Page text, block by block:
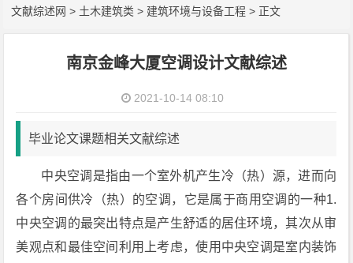
文献综述网 > 土木建筑类 > 建筑环境与设备工程 > 正文
南京金峰大厦空调设计文献综述
2021-10-14 08:10
毕业论文课题相关文献综述
中央空调是指由一个室外机产生冷（热）源，进而向
各个房间供冷（热）的空调，它是属于商用空调的一种1.
中央空调的最突出特点是产生舒适的居住环境，其次从审
美观点和最佳空间利用上考虑，使用中央空调是室内装饰